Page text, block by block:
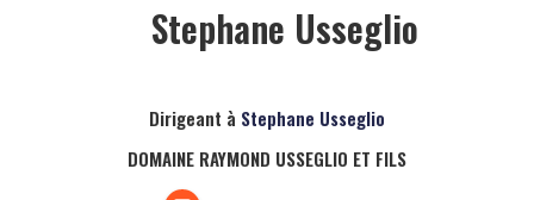
Stephane Usseglio
Dirigeant à Stephane Usseglio
DOMAINE RAYMOND USSEGLIO ET FILS